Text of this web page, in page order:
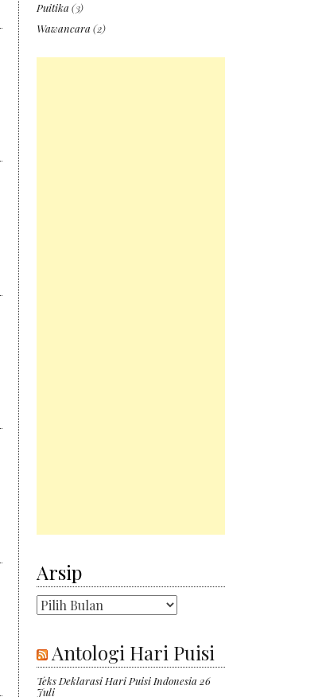
Puitika (3)
Wawancara (2)
Arsip
Arsip
Antologi Hari Puisi
Teks Deklarasi Hari Puisi Indonesia 26
Juli